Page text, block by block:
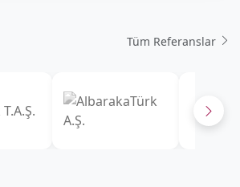
Tüm Referanslar